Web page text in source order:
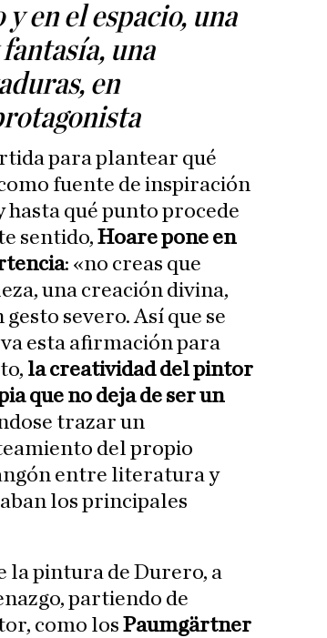
en el espacio, una
una
en
para plantear qué
fuente de inspiración
qué punto procede
sentido, Hoare pone en
: «no creas que
una creación divina,
severo. Así que se
esta afirmación para
la creatividad del pintor
que no deja de ser un
trazar un
del propio
entre literatura y
los principales
la pintura de Durero, a
partiendo de
como los Paumgärtner